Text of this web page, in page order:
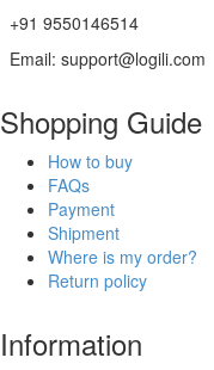
+91 9550146514
Email: support@logili.com
Shopping Guide
How to buy
FAQs
Payment
Shipment
Where is my order?
Return policy
Information